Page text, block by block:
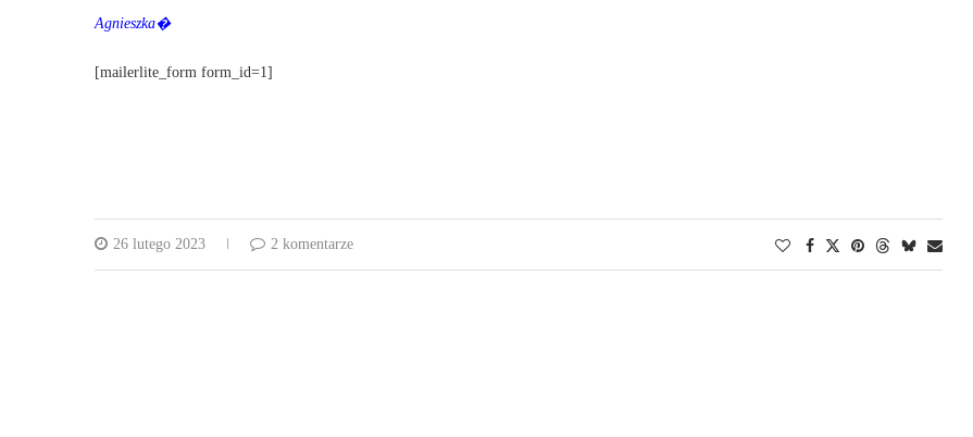
Agnieszka�
[mailerlite_form form_id=1]
26 lutego 2023 2 komentarze